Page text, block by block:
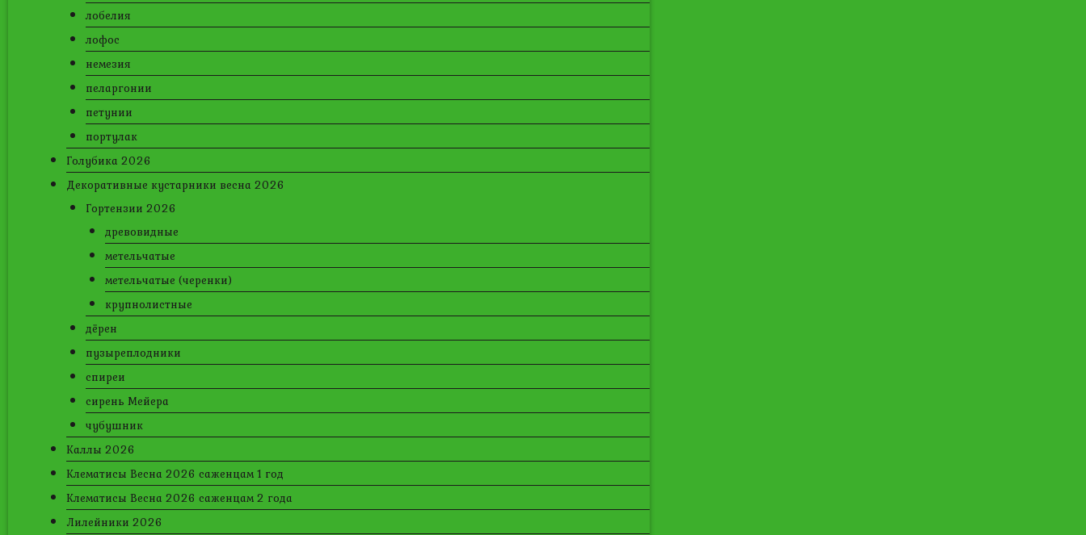
лобелия
лофос
немезия
пеларгонии
петунии
портулак
Голубика 2026
Декоративные кустарники весна 2026
Гортензии 2026
древовидные
метельчатые
метельчатые (черенки)
крупнолистные
дёрен
пузыреплодники
спиреи
сирень Мейера
чубушник
Каллы 2026
Клематисы Весна 2026 саженцам 1 год
Клематисы Весна 2026 саженцам 2 года
Лилейники 2026